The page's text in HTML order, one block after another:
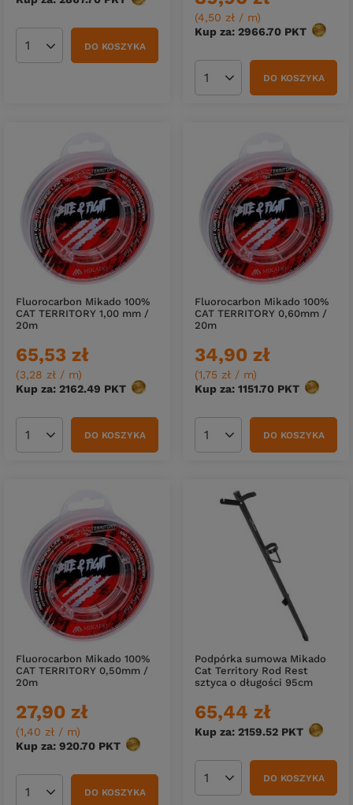
Ilość produktówDO KOSZYKA
(4,50 zł / m)
Kup za: 2966.70 PKT
Ilość produktówDO KOSZYKA
Fluorocarbon Mikado 100%
CAT TERRITORY 1,00 mm /
20m
65,53 zł
(3,28 zł / m)
Kup za: 2162.49 PKT punktów
Ilość produktówDO KOSZYKA
Fluorocarbon Mikado 100%
CAT TERRITORY 0,60mm /
20m
34,90 zł
(1,75 zł / m)
Kup za: 1151.70 PKT punktów
Ilość produktówDO KOSZYKA
Fluorocarbon Mikado 100%
CAT TERRITORY 0,50mm /
20m
27,90 zł
(1,40 zł / m)
Kup za: 920.70 PKT punktów
Ilość produktówDO KOSZYKA
Podpórka sumowa Mikado
Cat Territory Rod Rest
sztyca o długości 95cm
65,44 zł
Kup za: 2159.52 PKT punktów
Ilość produktówDO KOSZYKA